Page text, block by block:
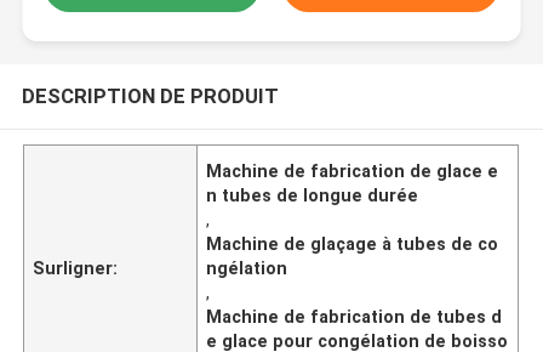
DESCRIPTION DE PRODUIT
Surligner:
Machine de fabrication de glace e
n tubes de longue durée
,
Machine de glaçage à tubes de co
ngélation
,
Machine de fabrication de tubes d
e glace pour congélation de boisso